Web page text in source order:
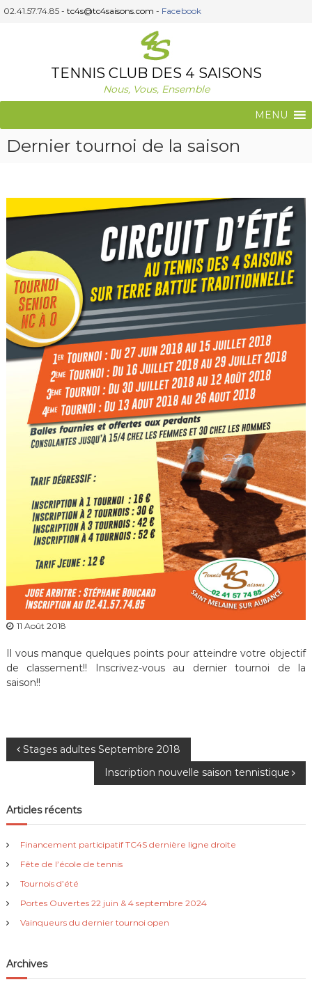
A02.41.57.74.85 - tc4s@tc4saisons.com - Facebook
TENNIS CLUB DES 4 SAISONS
Nous, Vous, Ensemble
MENU
Dernier tournoi de la saison
11 Août 2018
Il vous manque quelques points pour atteindre votre objectif
de classement!! Inscrivez-vous au dernier tournoi de la
saison!!
N
v
i
g
a
i
Stages adultes Septembre 2018
Inscription nouvelle saison tennistique
Articles récents
Financement participatif TC4S dernière ligne droite
Fête de l’école de tennis
Tournois d’été
Portes Ouvertes 22 juin & 4 septembre 2024
Vainqueurs du dernier tournoi open
Archives